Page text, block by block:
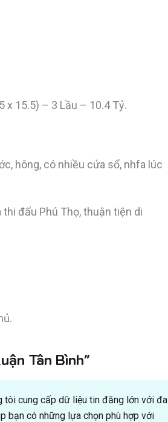
x 15.5) – 3 Lầu – 10.4 Tỷ.
hông, có nhiều cửa sổ, nhfa lúc
đấu Phú Thọ, thuận tiện di
Tân Bình"
tôi cung cấp dữ liệu tin đăng lớn với đa
bạn có những lựa chọn phù hợp với